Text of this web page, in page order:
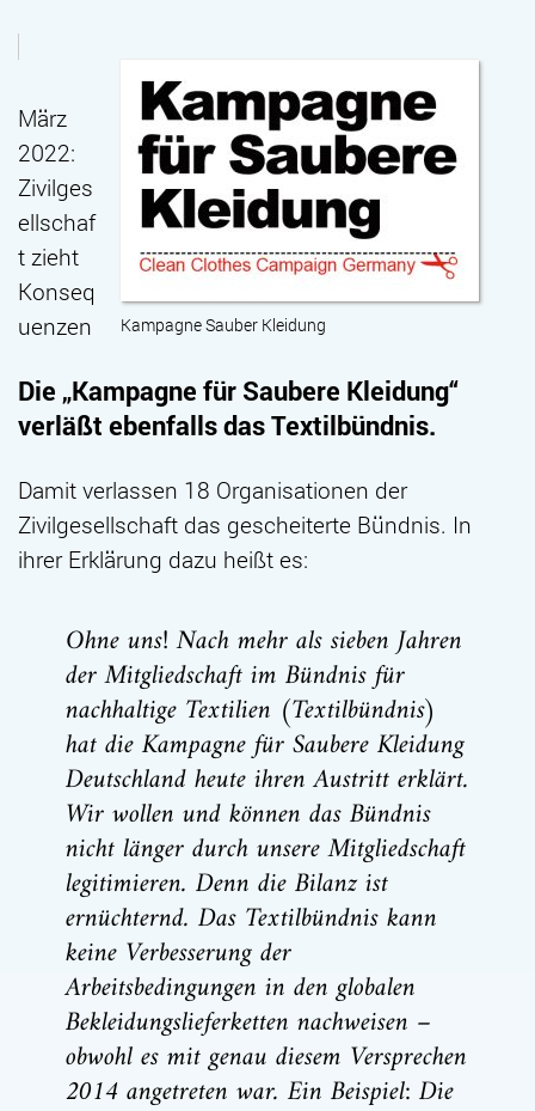
Kampagne Sauber Kleidung
März
2022:
Zivilges
ellschaf
t zieht
Konseq
uenzen
Die „Kampagne für Saubere Kleidung“
verläßt ebenfalls das Textilbündnis.
Damit verlassen 18 Organisationen der
Zivilgesellschaft das gescheiterte Bündnis. In
ihrer Erklärung dazu heißt es:
Ohne uns! Nach mehr als sieben Jahren
der Mitgliedschaft im Bündnis für
nachhaltige Textilien (Textilbündnis)
hat die Kampagne für Saubere Kleidung
Deutschland heute ihren Austritt erklärt.
Wir wollen und können das Bündnis
nicht länger durch unsere Mitgliedschaft
legitimieren. Denn die Bilanz ist
ernüchternd. Das Textilbündnis kann
keine Verbesserung der
Arbeitsbedingungen in den globalen
Bekleidungslieferketten nachweisen –
obwohl es mit genau diesem Versprechen
2014 angetreten war. Ein Beispiel: Die